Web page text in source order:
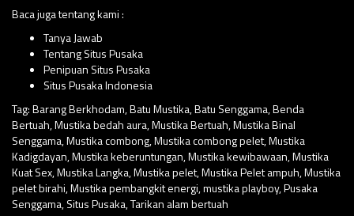
Baca juga tentang kami :
Tanya Jawab
Tentang Situs Pusaka
Penipuan Situs Pusaka
Situs Pusaka Indonesia
Tag:Barang Berkhodam,Batu Mustika,Batu Senggama,Benda
Bertuah,Mustika bedah aura,Mustika Bertuah,Mustika Binal
Senggama,Mustika combong,Mustika combong pelet,Mustika
Kadigdayan,Mustika keberuntungan,Mustika kewibawaan,Mustika
Kuat Sex,Mustika Langka,Mustika pelet,Mustika Pelet ampuh,Mustika
pelet birahi,Mustika pembangkit energi,mustika playboy,Pusaka
Senggama,Situs Pusaka,Tarikan alam bertuah